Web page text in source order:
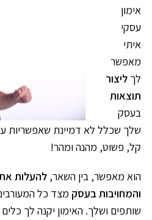
אימון
עסקי
איתי
מאפשר
לך ליצור
תוצאות
בעסק
שלך שכלל לא דמיינת שאפשריות
קל, פשוט, מהנה ומהר!
הוא מאפשר, בין השאר, להעלות
והמחויבות בעסק מצד כל
שותפים ושלך. האימון יקנה לך כלים